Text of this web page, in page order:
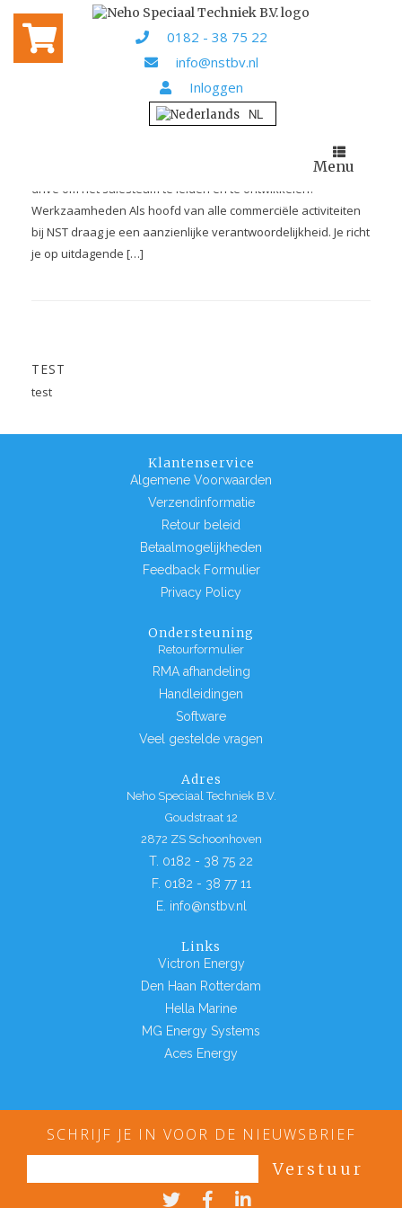
0182 - 38 75 22
info@nstbv.nl
Inloggen
Menu
Home/ Geen categorie
Categoriearchief:
Geen categorie
. Sales Manager Duurzame Energie Ben je enthousiast om
deel uit te maken van een vooruitstrevende organisatie die
zich inzet voor schone energieoplossingen? Heb je een sterke
drive om het salesteam te leiden en te ontwikkelen?
Werkzaamheden Als hoofd van alle commerciële activiteiten
bij NST draag je een aanzienlijke verantwoordelijkheid. Je richt
je op uitdagende […]
TEST
test
Klantenservice
Algemene Voorwaarden
Verzendinformatie
Retour beleid
Betaalmogelijkheden
Feedback Formulier
Privacy Policy
Ondersteuning
Retourformulier
RMA afhandeling
Handleidingen
Software
Veel gestelde vragen
Adres
Neho Speciaal Techniek B.V.
Goudstraat 12
2872 ZS Schoonhoven
T. 0182 - 38 75 22
F. 0182 - 38 77 11
E. info@nstbv.nl
Links
Victron Energy
Den Haan Rotterdam
Hella Marine
MG Energy Systems
Aces Energy
SCHRIJF JE IN VOOR DE NIEUWSBRIEF